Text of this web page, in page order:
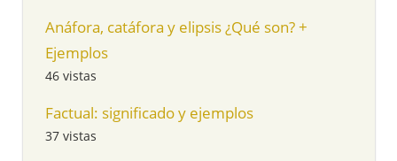
Anáfora, catáfora y elipsis ¿Qué son? +
Ejemplos
46 vistas
Factual: significado y ejemplos
37 vistas